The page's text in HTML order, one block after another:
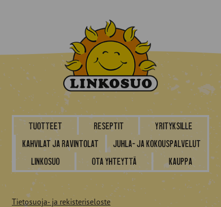
Tuotteet Reseptit
Yrityksille
Kahvilat ja ravintolat
Juhla- ja kokouspalvelut
Linkosuo
Ota yhteyttä Kauppa
Tietosuoja- ja rekisteriseloste